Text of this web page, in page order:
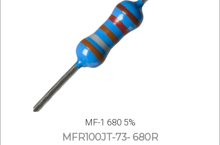
MF-1 680 5%
MFR100JT-73- 680R